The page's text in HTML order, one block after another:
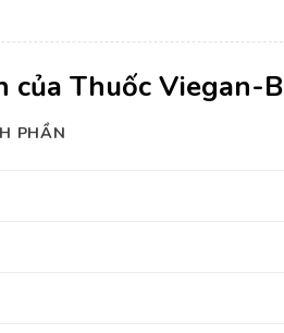
của Thuốc Viegan-B
PHẦN